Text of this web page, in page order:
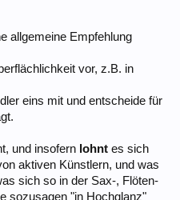
allgemeine Empfehlung
vor, z.B. in
eins mit und entscheide für
und insofern lohnt es sich
aktiven Künstlern, und was
sich so in der Sax-, Flöten-
sozusagen "in Hochglanz"